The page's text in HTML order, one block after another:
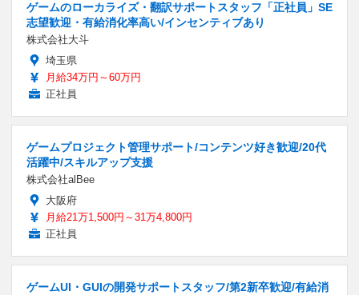
ゲームのローカライズ・翻訳サポートスタッフ「正社員」SE
志望歓迎・有給消化率高い/インセンティブあり
株式会社大斗
埼玉県
月給34万円～60万円
正社員
ゲームプロジェクト管理サポート/コンテンツ好き歓迎/20代
活躍中/スキルアップ支援
株式会社alBee
大阪府
月給21万1,500円～31万4,800円
正社員
ゲームUI・GUIの開発サポートスタッフ/第2新卒歓迎/有給消